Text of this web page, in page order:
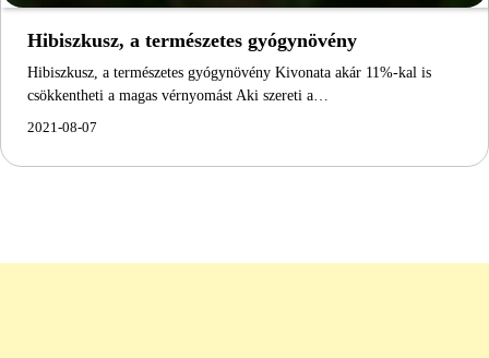
Hibiszkusz, a természetes gyógynövény
Hibiszkusz, a természetes gyógynövény Kivonata akár 11%-kal is
csökkentheti a magas vérnyomást Aki szereti a…
2021-08-07